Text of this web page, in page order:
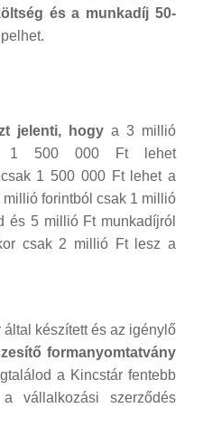
és a munkadíj 50-
jelenti, hogy a 3 millió
1 500 000 Ft lehet
1 500 000 Ft lehet a
forintból csak 1 millió
és 5 millió Ft munkadíjról
csak 2 millió Ft lesz a
készített és az igénylő
formanyomtatvány
a Kincstár fentebb
vállalkozási szerződés